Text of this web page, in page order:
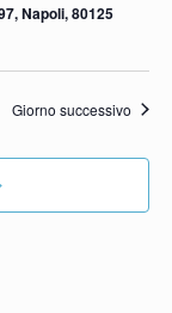
Napoli, 80125
Giorno successivo